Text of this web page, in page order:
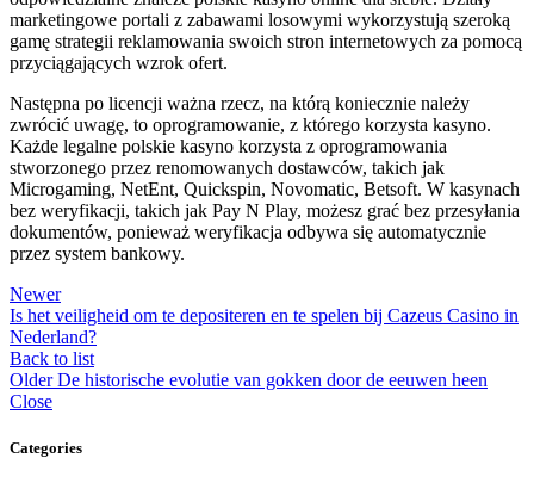
marketingowe portali z zabawami losowymi wykorzystują szeroką
gamę strategii reklamowania swoich stron internetowych za pomocą
przyciągających wzrok ofert.
Następna po licencji ważna rzecz, na którą koniecznie należy
zwrócić uwagę, to oprogramowanie, z którego korzysta kasyno.
Każde legalne polskie kasyno korzysta z oprogramowania
stworzonego przez renomowanych dostawców, takich jak
Microgaming, NetEnt, Quickspin, Novomatic, Betsoft. W kasynach
bez weryfikacji, takich jak Pay N Play, możesz grać bez przesyłania
dokumentów, ponieważ weryfikacja odbywa się automatycznie
przez system bankowy.
Newer
Is het veiligheid om te depositeren en te spelen bij Cazeus Casino in
Nederland?
Back to list
Older De historische evolutie van gokken door de eeuwen heen
Close
Categories